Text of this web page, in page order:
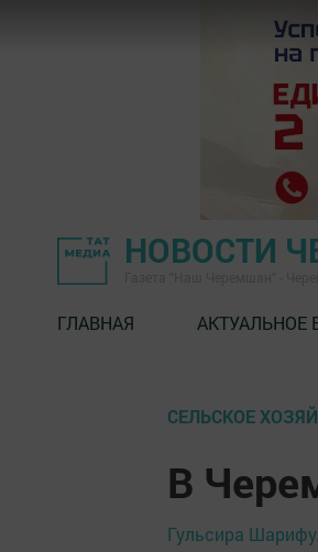
НОВОСТИ
ГЛАВНАЯ АКТУАЛЬНОЕ
СЕЛЬСКОЕ
В
Гульсира